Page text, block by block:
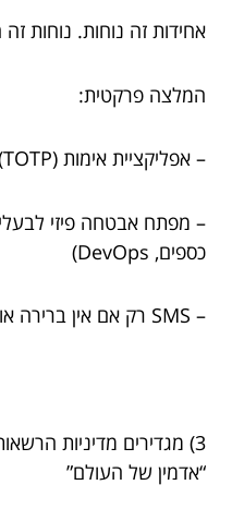
אחידות זה נוחות. נוחות
המלצה פרקטית:
– אפליקציית אימות (TOTP) כברירת מחדל
– מפתח אבטחה פיזי
כספים, DevOps)
– SMS רק אם אין ברירה או כגיבוי
3) מגדירים מדיניות
“אדמין של העולם”